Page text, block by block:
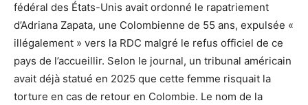
fédéral des États-Unis avait ordonné le rapatriement
d’Adriana Zapata, une Colombienne de 55 ans, expulsée «
illégalement » vers la RDC malgré le refus officiel de ce
pays de l’accueillir. Selon le journal, un tribunal américain
avait déjà statué en 2025 que cette femme risquait la
torture en cas de retour en Colombie. Le nom de la